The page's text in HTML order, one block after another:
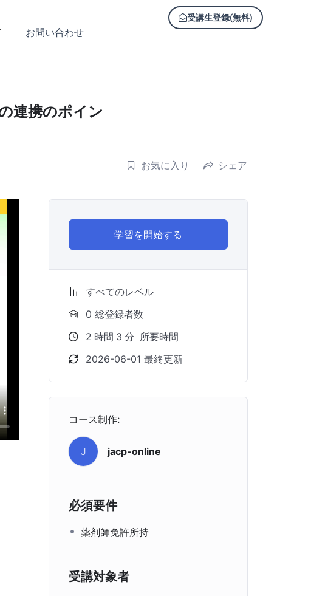
お問い合わせ
受講生登録(無料)
連携のポイン
お気に入り シェア
学習を開始する
すべてのレベル
0 総登録者数
2 時間 3 分 所要時間
2026-06-01 最終更新
コース制作:
J jacp-online
必須要件
薬剤師免許所持
受講対象者